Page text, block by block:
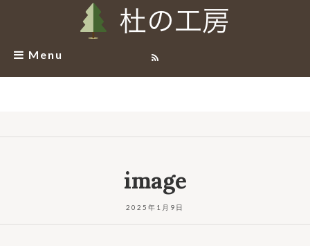
Menu
image
2025年1月9日